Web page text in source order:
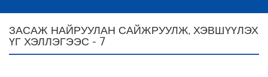
ЗАСАЖ НАЙРУУЛАН САЙЖРУУЛЖ, ХЭВШҮҮЛЭХ
ҮГ ХЭЛЛЭГЭЭС - 7